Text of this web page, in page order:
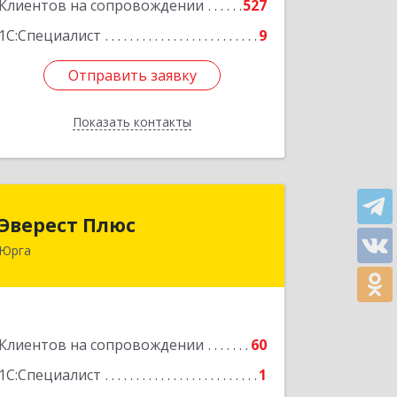
Клиентов на сопровождении
527
1С:Специалист
9
Отправить заявку
Показать контакты
Отправить заявку
Назад
Плюс
Юрга
Клиентов на сопровождении
60
1С:Специалист
1